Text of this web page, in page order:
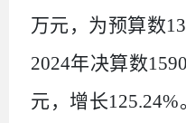
万元，为预算数
2024年决算数
元，增长125.24%